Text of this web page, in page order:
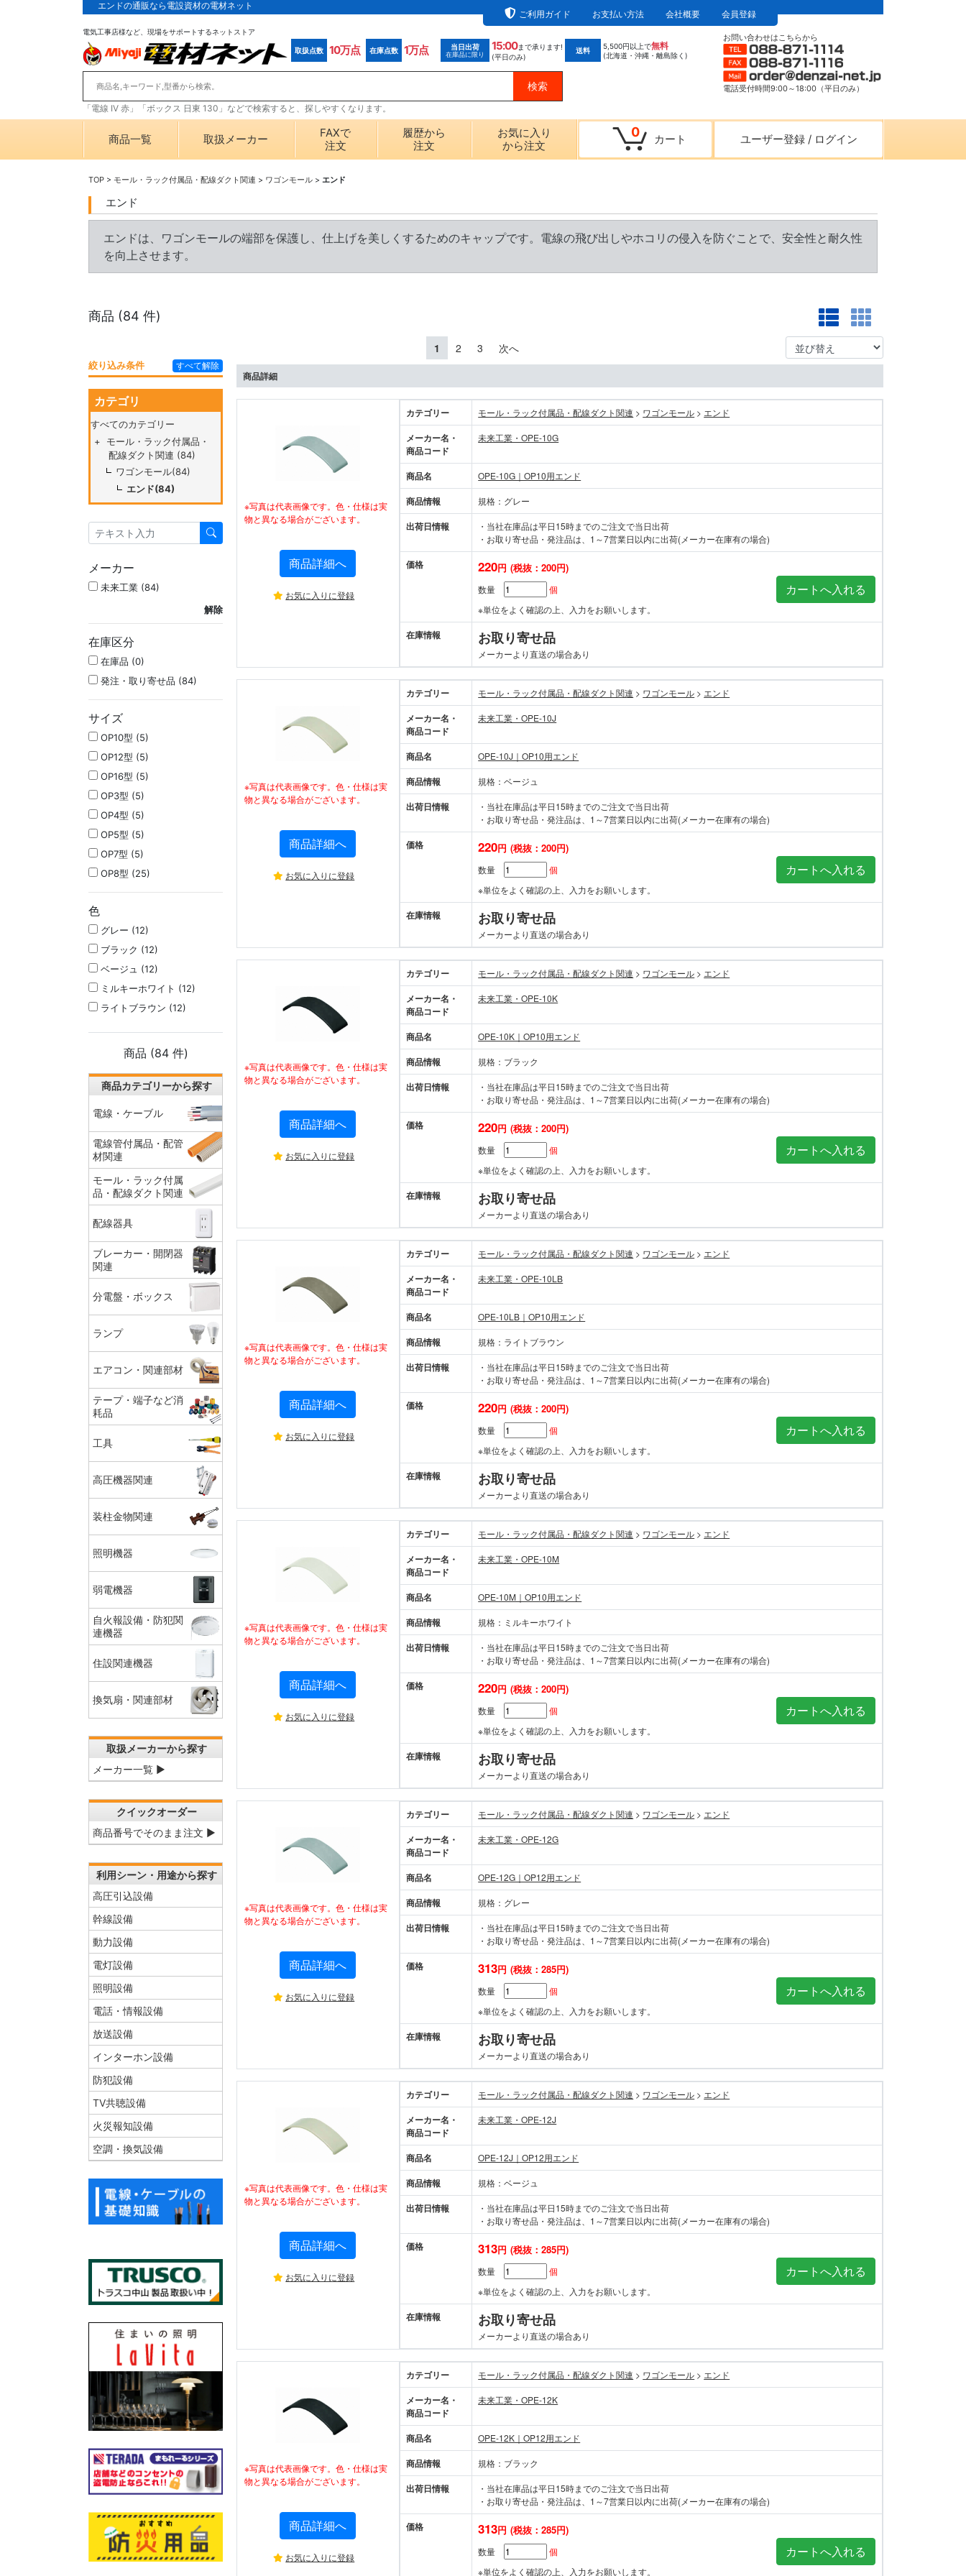
エンドの通販なら電設資材の電材ネット
ご利用ガイド
お支払い方法 会社概要 会員登録
電気工事店様など、現場をサポートするネットストア
取扱点数 10万点 在庫点数 1万点 当日出荷
在庫品に限り
15:00まで承ります!
(平日のみ)
送料 5,500円以上で無料
(北海道・沖縄・離島除く)
「電線 IV 赤」「ボックス 日東 130」などで検索すると、探しやすくなります。
お問い合わせはこちらから
電話受付時間9:00～18:00（平日のみ）
商品一覧 取扱メーカー
FAXで
注文
履歴から
注文
お気に入り
から注文
0 カート ユーザー登録 / ログイン
TOP > モール・ラック付属品・配線ダクト関連 > ワゴンモール > エンド
エンド
エンドは、ワゴンモールの端部を保護し、仕上げを美しくするためのキャップです。電線の飛び出しやホコリの侵入を防ぐことで、安全性と耐久性
を向上させます。
商品 (84 件)
1 2 3 次へ
商品詳細
※写真は代表画像です。色・仕様は実
物と異なる場合がございます。
商品詳細へ
お気に入りに登録
カテゴリー モール・ラック付属品・配線ダクト関連 > ワゴンモール > エンド
メーカー名・
商品コード
未来工業・OPE-10G
商品名 OPE-10G｜OP10用エンド
商品情報 規格：グレー
出荷日情報
・当社在庫品は平日15時までのご注文で当日出荷
・お取り寄せ品・発注品は、1～7営業日以内に出荷(メーカー在庫有の場合)
価格 220円 (税抜：200円)
数量
個
※単位をよく確認の上、入力をお願いします。
在庫情報 お取り寄せ品
メーカーより直送の場合あり
※写真は代表画像です。色・仕様は実
物と異なる場合がございます。
商品詳細へ
お気に入りに登録
カテゴリー モール・ラック付属品・配線ダクト関連 > ワゴンモール > エンド
メーカー名・
商品コード
未来工業・OPE-10J
商品名 OPE-10J｜OP10用エンド
商品情報 規格：ベージュ
出荷日情報
・当社在庫品は平日15時までのご注文で当日出荷
・お取り寄せ品・発注品は、1～7営業日以内に出荷(メーカー在庫有の場合)
価格 220円 (税抜：200円)
数量
個
※単位をよく確認の上、入力をお願いします。
在庫情報 お取り寄せ品
メーカーより直送の場合あり
※写真は代表画像です。色・仕様は実
物と異なる場合がございます。
商品詳細へ
お気に入りに登録
カテゴリー モール・ラック付属品・配線ダクト関連 > ワゴンモール > エンド
メーカー名・
商品コード
未来工業・OPE-10K
商品名 OPE-10K｜OP10用エンド
商品情報 規格：ブラック
出荷日情報
・当社在庫品は平日15時までのご注文で当日出荷
・お取り寄せ品・発注品は、1～7営業日以内に出荷(メーカー在庫有の場合)
価格 220円 (税抜：200円)
数量
個
※単位をよく確認の上、入力をお願いします。
在庫情報 お取り寄せ品
メーカーより直送の場合あり
※写真は代表画像です。色・仕様は実
物と異なる場合がございます。
商品詳細へ
お気に入りに登録
カテゴリー モール・ラック付属品・配線ダクト関連 > ワゴンモール > エンド
メーカー名・
商品コード
未来工業・OPE-10LB
商品名 OPE-10LB｜OP10用エンド
商品情報 規格：ライトブラウン
出荷日情報
・当社在庫品は平日15時までのご注文で当日出荷
・お取り寄せ品・発注品は、1～7営業日以内に出荷(メーカー在庫有の場合)
価格 220円 (税抜：200円)
数量
個
※単位をよく確認の上、入力をお願いします。
在庫情報 お取り寄せ品
メーカーより直送の場合あり
※写真は代表画像です。色・仕様は実
物と異なる場合がございます。
商品詳細へ
お気に入りに登録
カテゴリー モール・ラック付属品・配線ダクト関連 > ワゴンモール > エンド
メーカー名・
商品コード
未来工業・OPE-10M
商品名 OPE-10M｜OP10用エンド
商品情報 規格：ミルキーホワイト
出荷日情報
・当社在庫品は平日15時までのご注文で当日出荷
・お取り寄せ品・発注品は、1～7営業日以内に出荷(メーカー在庫有の場合)
価格 220円 (税抜：200円)
数量
個
※単位をよく確認の上、入力をお願いします。
在庫情報 お取り寄せ品
メーカーより直送の場合あり
※写真は代表画像です。色・仕様は実
物と異なる場合がございます。
商品詳細へ
お気に入りに登録
カテゴリー モール・ラック付属品・配線ダクト関連 > ワゴンモール > エンド
メーカー名・
商品コード
未来工業・OPE-12G
商品名 OPE-12G｜OP12用エンド
商品情報 規格：グレー
出荷日情報
・当社在庫品は平日15時までのご注文で当日出荷
・お取り寄せ品・発注品は、1～7営業日以内に出荷(メーカー在庫有の場合)
価格 313円 (税抜：285円)
数量
個
※単位をよく確認の上、入力をお願いします。
在庫情報 お取り寄せ品
メーカーより直送の場合あり
※写真は代表画像です。色・仕様は実
物と異なる場合がございます。
商品詳細へ
お気に入りに登録
カテゴリー モール・ラック付属品・配線ダクト関連 > ワゴンモール > エンド
メーカー名・
商品コード
未来工業・OPE-12J
商品名 OPE-12J｜OP12用エンド
商品情報 規格：ベージュ
出荷日情報
・当社在庫品は平日15時までのご注文で当日出荷
・お取り寄せ品・発注品は、1～7営業日以内に出荷(メーカー在庫有の場合)
価格 313円 (税抜：285円)
数量
個
※単位をよく確認の上、入力をお願いします。
在庫情報 お取り寄せ品
メーカーより直送の場合あり
※写真は代表画像です。色・仕様は実
物と異なる場合がございます。
商品詳細へ
お気に入りに登録
カテゴリー モール・ラック付属品・配線ダクト関連 > ワゴンモール > エンド
メーカー名・
商品コード
未来工業・OPE-12K
商品名 OPE-12K｜OP12用エンド
商品情報 規格：ブラック
出荷日情報
・当社在庫品は平日15時までのご注文で当日出荷
・お取り寄せ品・発注品は、1～7営業日以内に出荷(メーカー在庫有の場合)
価格 313円 (税抜：285円)
数量
個
※単位をよく確認の上、入力をお願いします。
絞り込み条件 すべて解除
カテゴリ
すべてのカテゴリー
+
モール・ラック付属品・
配線ダクト関連 (84)
ワゴンモール(84)
エンド(84)
メーカー
未来工業 (84)
解除
在庫区分
在庫品 (0)
発注・取り寄せ品 (84)
サイズ
OP10型 (5)
OP12型 (5)
OP16型 (5)
OP3型 (5)
OP4型 (5)
OP5型 (5)
OP7型 (5)
OP8型 (25)
色
グレー (12)
ブラック (12)
ベージュ (12)
ミルキーホワイト (12)
ライトブラウン (12)
商品 (84件)
商品カテゴリーから探す
電線・ケーブル
電線管付属品・配管
材関連
モール・ラック付属
品・配線ダクト関連
配線器具
ブレーカー・開閉器
関連
分電盤・ボックス
ランプ
エアコン・関連部材
テープ・端子など消
耗品
工具
高圧機器関連
装柱金物関連
照明機器
弱電機器
自火報設備・防犯関
連機器
住設関連機器
換気扇・関連部材
取扱メーカーから探す
メーカー一覧 ▶
クイックオーダー
商品番号でそのまま注文 ▶
利用シーン・用途から探す
高圧引込設備
幹線設備
動力設備
電灯設備
照明設備
電話・情報設備
放送設備
インターホン設備
防犯設備
TV共聴設備
火災報知設備
空調・換気設備